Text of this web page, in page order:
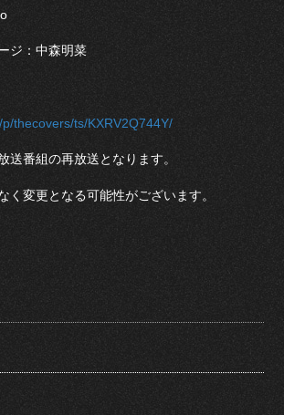
ジ：中森明菜
thecovers/ts/KXRV2Q744Y/
番組の再放送となります。
く変更となる可能性がございます。